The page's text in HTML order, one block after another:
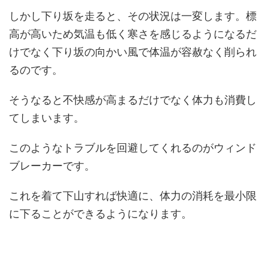
しかし下り坂を走ると、その状況は一変します。標
高が高いため気温も低く寒さを感じるようになるだ
けでなく下り坂の向かい風で体温が容赦なく削られ
るのです。
そうなると不快感が高まるだけでなく体力も消費し
てしまいます。
このようなトラブルを回避してくれるのがウィンド
ブレーカーです。
これを着て下山すれば快適に、体力の消耗を最小限
に下ることができるようになります。